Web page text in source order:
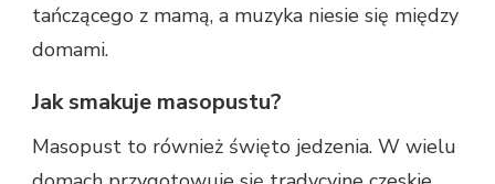
tańczącego z mamą, a muzyka niesie się między
domami.
Jak smakuje masopustu?
Masopust to również święto jedzenia. W wielu